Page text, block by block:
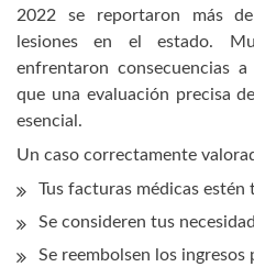
2022 se reportaron más
lesiones en el estado.
enfrentaron consecuencias
que una evaluación precisa
esencial.
Un caso correctamente
Tus facturas médicas
Se consideren tus
Se reembolsen los ingresos